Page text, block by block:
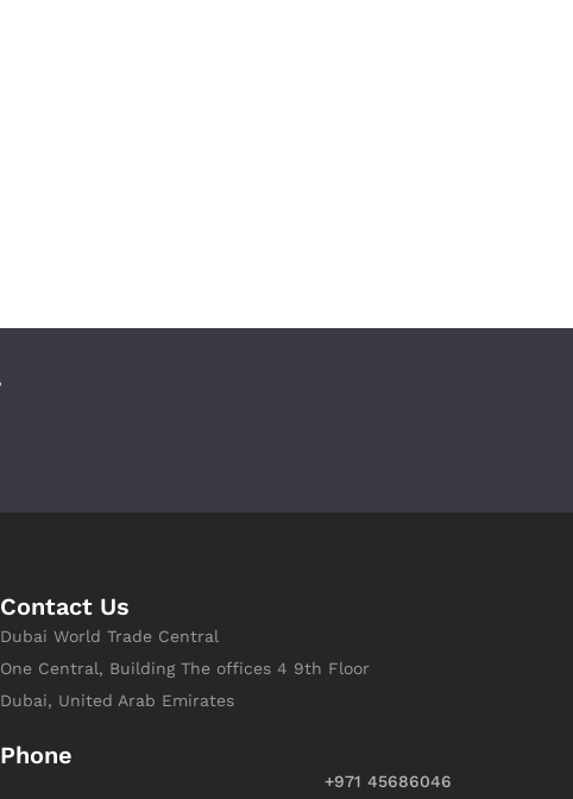
Contact Us
Dubai World Trade Central
One Central, Building The offices 4 9th Floor
Dubai, United Arab Emirates
Phone
+971 45686046